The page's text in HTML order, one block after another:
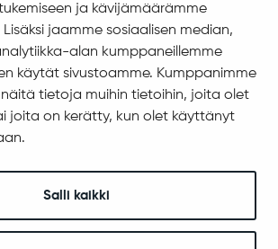
ja kävijämäärämme
jaamme sosiaalisen median,
alan kumppaneillemme
käytät sivustoamme. Kumppanimme
tietoja muihin tietoihin, joita olet
joita on kerätty, kun olet käyttänyt
Salli kaikki
Evästeiden hallinta
Yhteystiedot
1, 99601 Sodankylä
Kaikki yhteystiedot
Henkilökunnan intranet
Seuraa meitä